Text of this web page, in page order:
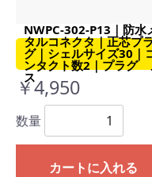
NWPC-302-P13｜防水
タルコネクタ｜正芯プ
グ｜シェルサイズ30｜
ンタクト数2｜プラグ
ス
￥4,950
数量
カートに入れる